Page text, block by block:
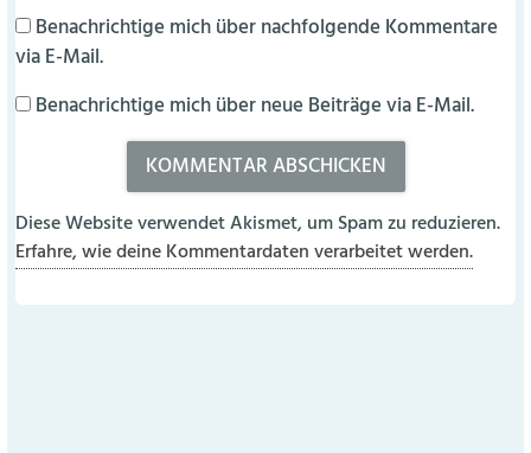
Benachrichtige mich über nachfolgende Kommentare
via E-Mail.
Benachrichtige mich über neue Beiträge via E-Mail.
Diese Website verwendet Akismet, um Spam zu reduzieren.
Erfahre, wie deine Kommentardaten verarbeitet werden.